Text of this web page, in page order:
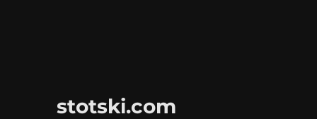
stotski.com